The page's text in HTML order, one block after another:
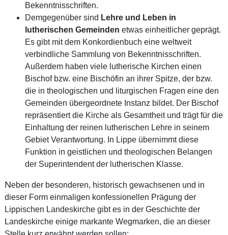
Bekenntnisschriften.
Demgegenüber sind Lehre und Leben in
lutherischen Gemeinden etwas einheitlicher geprägt.
Es gibt mit dem Konkordienbuch eine weltweit
verbindliche Sammlung von Bekenntnisschriften.
Außerdem haben viele lutherische Kirchen einen
Bischof bzw. eine Bischöfin an ihrer Spitze, der bzw.
die in theologischen und liturgischen Fragen eine den
Gemeinden übergeordnete Instanz bildet. Der Bischof
repräsentiert die Kirche als Gesamtheit und trägt für die
Einhaltung der reinen lutherischen Lehre in seinem
Gebiet Verantwortung. In Lippe übernimmt diese
Funktion in geistlichen und theologischen Belangen
der Superintendent der lutherischen Klasse.
Neben der besonderen, historisch gewachsenen und in
dieser Form einmaligen konfessionellen Prägung der
Lippischen Landeskirche gibt es in der Geschichte der
Landeskirche einige markante Wegmarken, die an dieser